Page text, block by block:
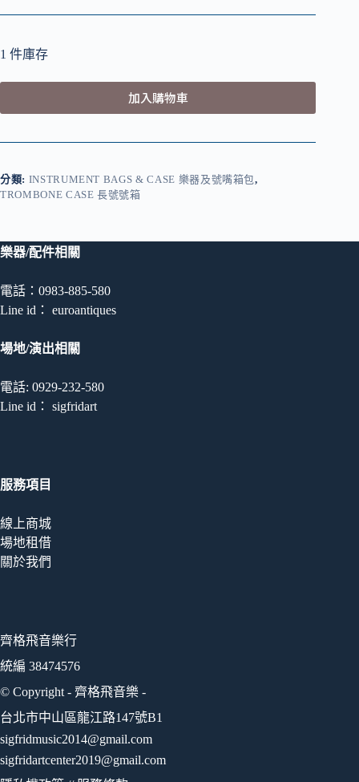
1 件庫存
加入購物車
分類: INSTRUMENT BAGS & CASE 樂器及號嘴箱包,
TROMBONE CASE 長號號箱
樂器/配件相關
電話：0983-885-580
Line id： euroantiques
場地/演出相關
電話: 0929-232-580
Line id： sigfridart
服務項目
線上商城
場地租借
關於我們
齊格飛音樂行
統編 38474576
© Copyright - 齊格飛音樂 -
台北市中山區龍江路147號B1
sigfridmusic2014@gmail.com
sigfridartcenter2019@gmail.com